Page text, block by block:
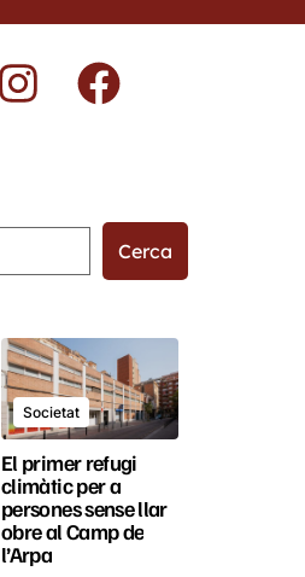
Societat
El primer refugi
climàtic per a
persones sense llar
obre al Camp de
l’Arpa